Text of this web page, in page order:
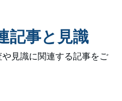
記事と見識
見識に関連する記事をご